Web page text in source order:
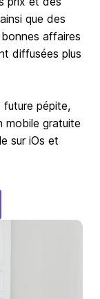
que des
affaires
diffusées plus
future pépite,
mobile gratuite
sur iOs et